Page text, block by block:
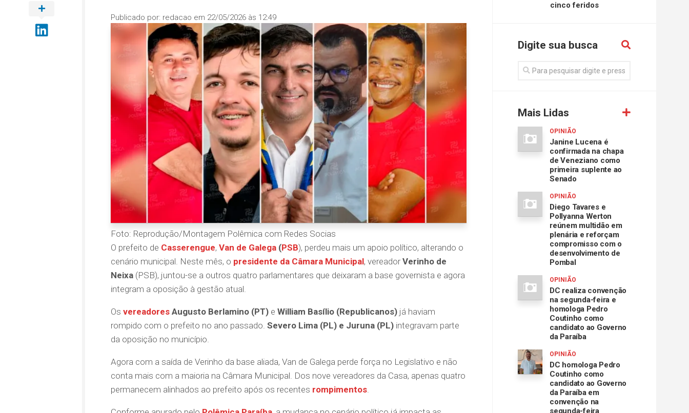
Publicado por: redacao em 22/05/2026 às 12:49
Foto: Reprodução/Montagem Polêmica com Redes Socias
O prefeito de Casserengue, Van de Galega (PSB), perdeu mais um apoio político, alterando o
cenário municipal. Neste mês, o presidente da Câmara Municipal, vereadorVerinho de
Neixa (PSB), juntou-se a outros quatro parlamentares que deixaram a base governista e agora
integram a oposição à gestão atual.
Os vereadores Augusto Berlamino (PT) e William Basílio (Republicanos) já haviam
rompido com o prefeito no ano passado. Severo Lima (PL) e Juruna (PL) integravam parte
da oposição no município.
Agora com a saída de Verinho da base aliada, Van de Galega perde força no Legislativo e não
conta mais com a maioria na Câmara Municipal. Dos nove vereadores da Casa, apenas quatro
permanecem alinhados ao prefeito após os recentes rompimentos
cinco feridos
Digite sua busca
Mais Lidas
OPINIÃO
Janine Lucena é
confirmada na chapa
de Veneziano como
primeira suplente ao
Senado
OPINIÃO
Diego Tavares e
Pollyanna Werton
reúnem multidão em
plenária e reforçam
compromisso com o
desenvolvimento de
Pombal
OPINIÃO
DC realiza convenção
na segunda-feira e
homologa Pedro
Coutinho como
candidato ao Governo
da Paraíba
OPINIÃO
DC homologa Pedro
Coutinho como
candidato ao Governo
da Paraíba em
convenção na
segunda-feira